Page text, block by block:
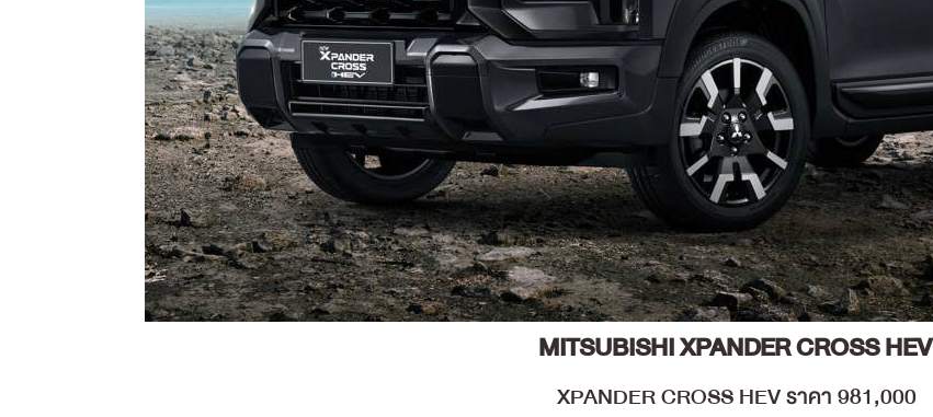
MITSUBISHI XPANDER CROSS HEV
XPANDER CROSS HEV ราคา981,000